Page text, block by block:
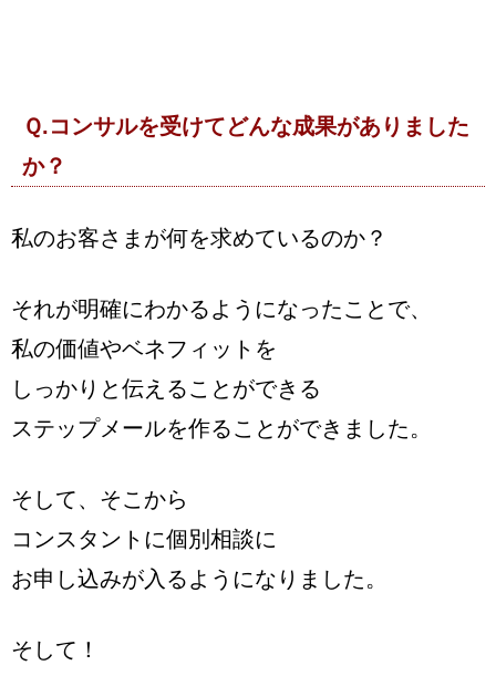
Ｑ.コンサルを受けてどんな成果がありました
か？
私のお客さまが何を求めているのか？
それが明確にわかるようになったことで、
私の価値やベネフィットを
しっかりと伝えることができる
ステップメールを作ることができました。
そして、そこから
コンスタントに個別相談に
お申し込みが入るようになりました。
そして！